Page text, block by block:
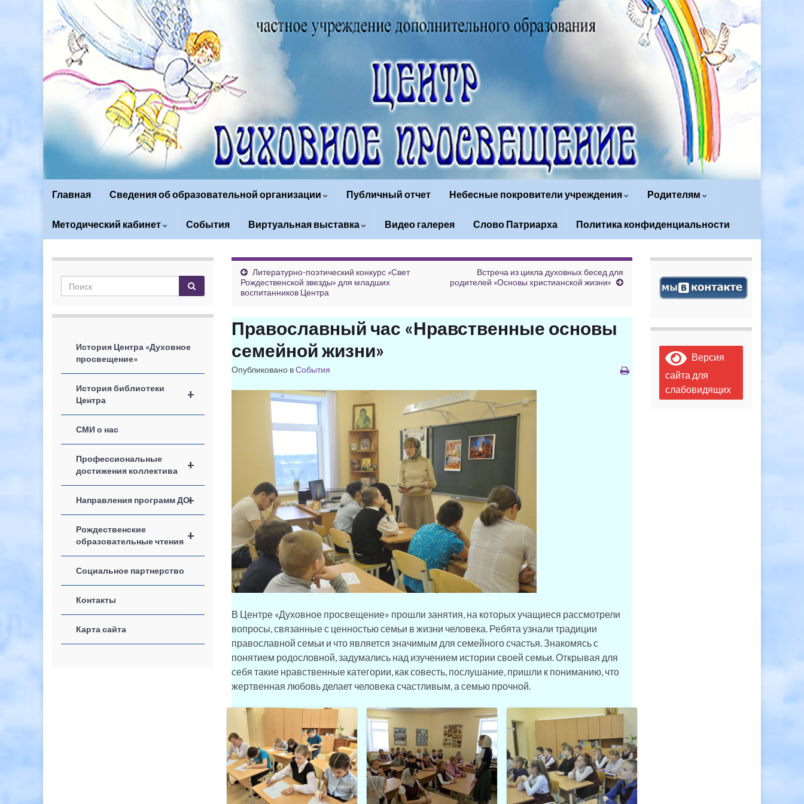
Главная Сведения об образовательной организации Публичный отчет Небесные покровители учреждения Родителям
Методический кабинет События Виртуальная выставка Видео галерея Слово Патриарха Политика конфиденциальности
История Центра «Духовное
просвещение»
+
История библиотеки
Центра
СМИ о нас
+
Профессиональные
достижения коллектива
+
Направления программ ДО
+
Рождественские
образовательные чтения
Социальное партнерство
Контакты
Карта сайта
Литературно-поэтический конкурс «Свет
Рождественской звезды» для младших
воспитанников Центра
Встреча из цикла духовных бесед для
родителей «Основы христианской жизни»
Православный час «Нравственные основы
семейной жизни»
Опубликовано вСобытия
В Центре «Духовное просвещение» прошли занятия, на которых учащиеся рассмотрели
вопросы, связанные с ценностью семьи в жизни человека. Ребята узнали традиции
православной семьи и что является значимым для семейного счастья. Знакомясь с
понятием родословной, задумались над изучением истории своей семьи. Открывая для
себя такие нравственные категории, как совесть, послушание, пришли к пониманию, что
жертвенная любовь делает человека счастливым, а семью прочной.
Версия
сайта для
слабовидящих